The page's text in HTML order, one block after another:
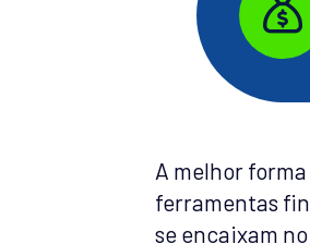
A melhor
ferramentas
se encaixam